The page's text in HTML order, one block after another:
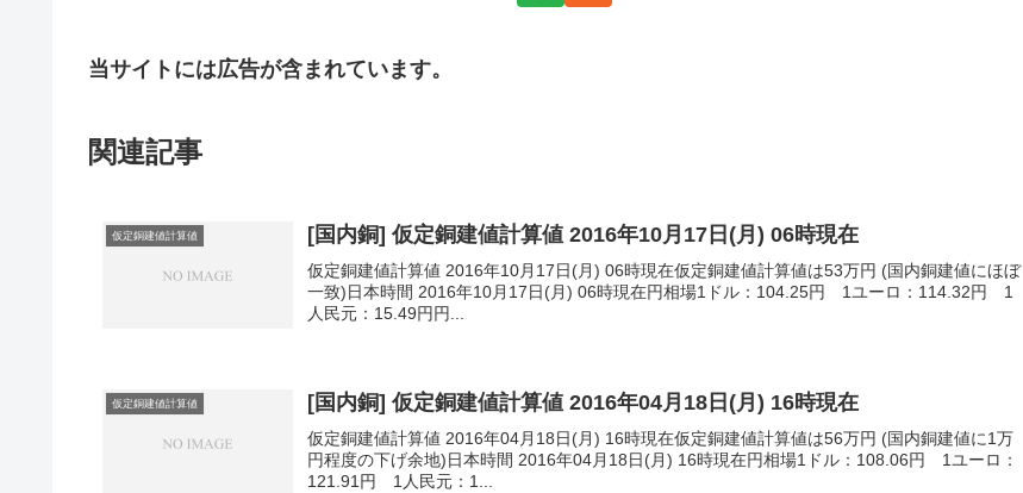
当サイトには広告が含まれています。
関連記事
仮定銅建値計算値 [国内銅] 仮定銅建値計算値 2016年10月17日(月) 06時現在
仮定銅建値計算値 2016年10月17日(月) 06時現在仮定銅建値計算値は53万円 (国内銅建値にほぼ
一致)日本時間 2016年10月17日(月) 06時現在円相場1ドル：104.25円 1ユーロ：114.32円 1
人民元：15.49円円...
仮定銅建値計算値 [国内銅] 仮定銅建値計算値 2016年04月18日(月) 16時現在
仮定銅建値計算値 2016年04月18日(月) 16時現在仮定銅建値計算値は56万円 (国内銅建値に1万
円程度の下げ余地)日本時間 2016年04月18日(月) 16時現在円相場1ドル：108.06円 1ユーロ：
121.91円 1人民元：1...